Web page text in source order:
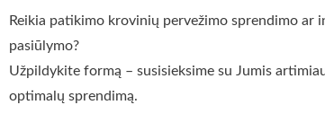
Reikia patikimo krovinių pervežimo sprendimo ar
pasiūlymo?
Užpildykite formą – susisieksime su Jumis
optimalų sprendimą.